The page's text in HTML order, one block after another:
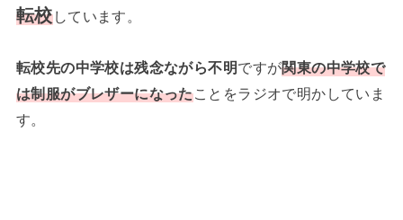
転校しています。
転校先の中学校は残念ながら不明ですが関東の中学校で
は制服がブレザーになったことをラジオで明かしていま
す。